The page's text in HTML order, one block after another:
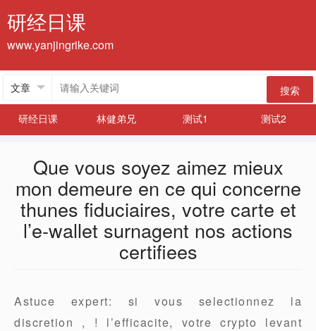
研经日课
www.yanjingrike.com
搜索
研经日课
林健弟兄 测试1 测试2
Que vous soyez aimez mieux
mon demeure en ce qui concerne
thunes fiduciaires, votre carte et
l’e-wallet surnagent nos actions
certifiees
Astuce expert: si vous selectionnez la
discretion , ! l’efficacite, votre crypto levant